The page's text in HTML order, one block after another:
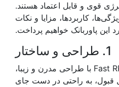
قوی و قابل اعتماد هستند.
کاربردها، مزایا و نکات
این پاوربانک خواهیم پرداخت.
1. طراحی و ساختار
پاوربانک ریمکس Fast RPP-623 با طراحی مدرن و زیبا،
قبول، به راحتی در دست جای